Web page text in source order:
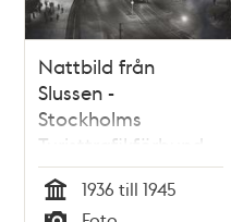
Nattbild från
Slussen -
Stockholms
Turisttrafikförbund
Tid
1936 till 1945